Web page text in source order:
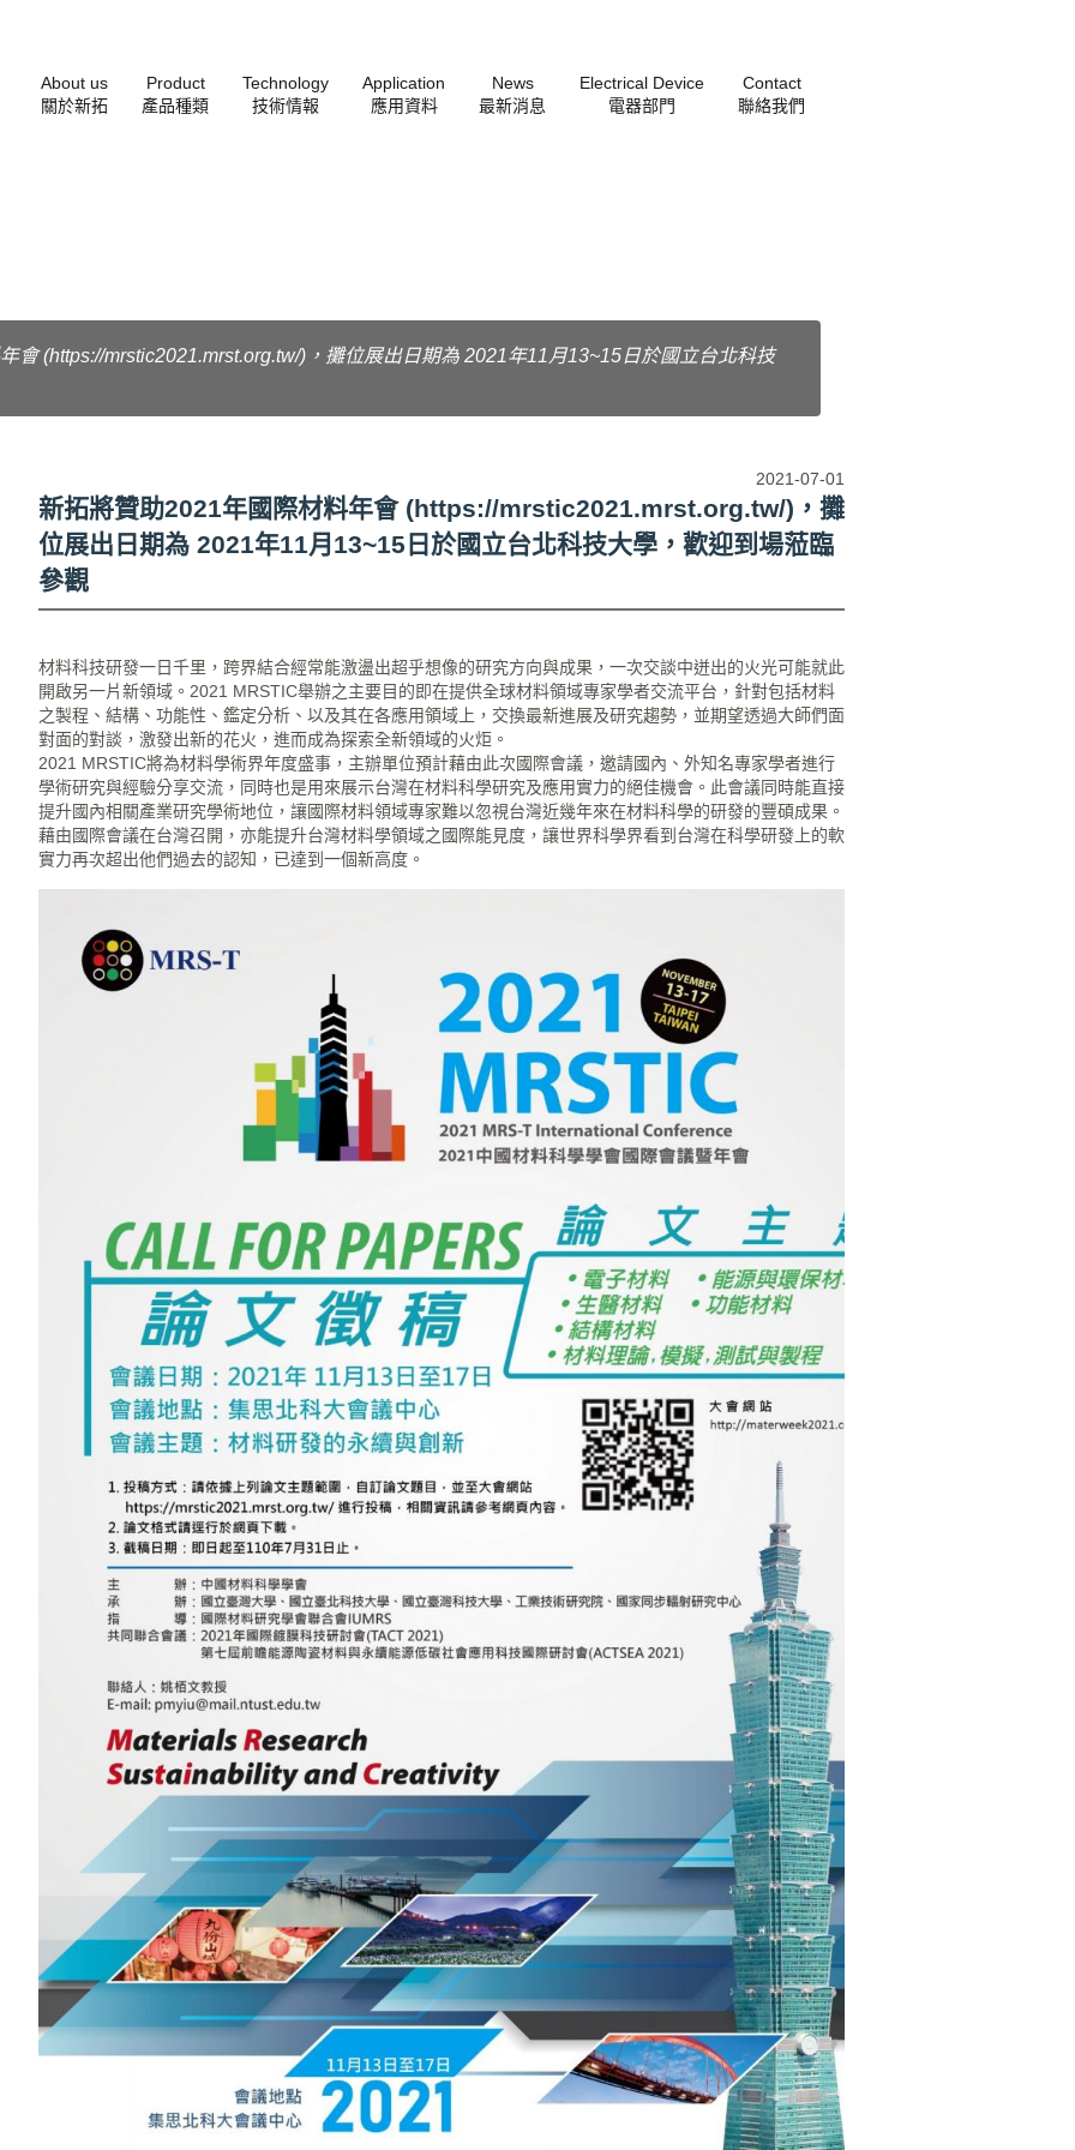
About us
關於新拓
Product
產品種類
Technology
技術情報
Application
應用資料
News
最新消息
Electrical Device
電器部門
Contact
聯絡我們
會 (https://mrstic2021.mrst.org.tw/)，攤位展出日期為 2021年11月13~15日於國立台北科技
2021-07-01
新拓將贊助2021年國際材料年會 (https://mrstic2021.mrst.org.tw/)，攤
位展出日期為 2021年11月13~15日於國立台北科技大學，歡迎到場蒞臨
參觀
材料科技研發一日千里，跨界結合經常能激盪出超乎想像的研究方向與成果，一次交談中迸出的火光可能就此
開啟另一片新領域。2021 MRSTIC舉辦之主要目的即在提供全球材料領域專家學者交流平台，針對包括材料
之製程、結構、功能性、鑑定分析、以及其在各應用領域上，交換最新進展及研究趨勢，並期望透過大師們面
對面的對談，激發出新的花火，進而成為探索全新領域的火炬。
2021 MRSTIC將為材料學術界年度盛事，主辦單位預計藉由此次國際會議，邀請國內、外知名專家學者進行
學術研究與經驗分享交流，同時也是用來展示台灣在材料科學研究及應用實力的絕佳機會。此會議同時能直接
提升國內相關產業研究學術地位，讓國際材料領域專家難以忽視台灣近幾年來在材料科學的研發的豐碩成果。
藉由國際會議在台灣召開，亦能提升台灣材料學領域之國際能見度，讓世界科學界看到台灣在科學研發上的軟
實力再次超出他們過去的認知，已達到一個新高度。